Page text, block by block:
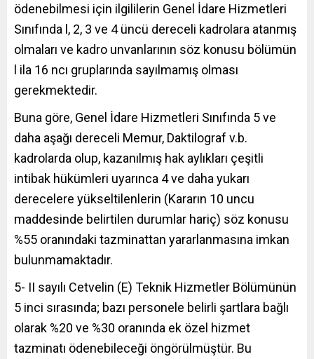
ödenebilmesi için ilgililerin Genel İdare Hizmetleri
Sınıfında l, 2, 3 ve 4 üncü dereceli kadrolara atanmış
olmaları ve kadro unvanlarının söz konusu bölümün
l ila 16 ncı gruplarında sayılmamış olması
gerekmektedir.
Buna göre, Genel İdare Hizmetleri Sınıfında 5 ve
daha aşağı dereceli Memur, Daktilograf v.b.
kadrolarda olup, kazanılmış hak aylıkları çeşitli
intibak hükümleri uyarınca 4 ve daha yukarı
derecelere yükseltilenlerin (Kararın 10 uncu
maddesinde belirtilen durumlar hariç) söz konusu
%55 oranındaki tazminattan yararlanmasına imkan
bulunmamaktadır.
5- II sayılı Cetvelin (E) Teknik Hizmetler Bölümünün
5 inci sırasında; bazı personele belirli şartlara bağlı
olarak %20 ve %30 oranında ek özel hizmet
tazminatı ödenebileceği öngörülmüştür. Bu